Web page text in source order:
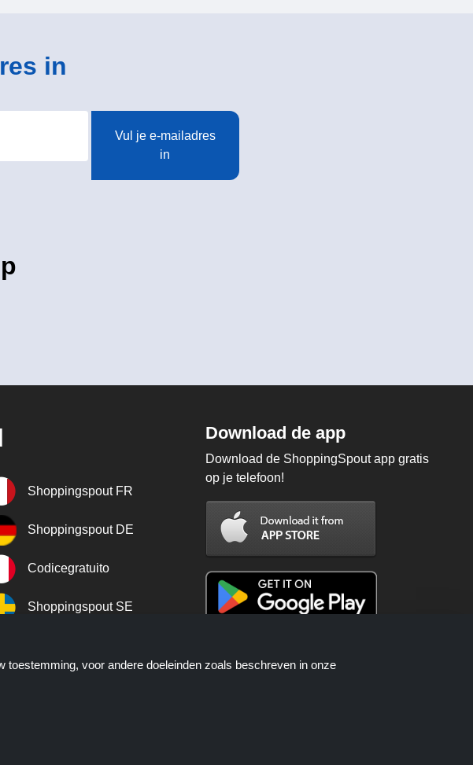
in
Vul je e-mailadres
in
Shoppingspout FR
Shoppingspout DE
Codicegratuito
Shoppingspout SE
Download de app
Download de ShoppingSpout app gratis
op je telefoon!
voor andere doeleinden zoals beschreven in onze